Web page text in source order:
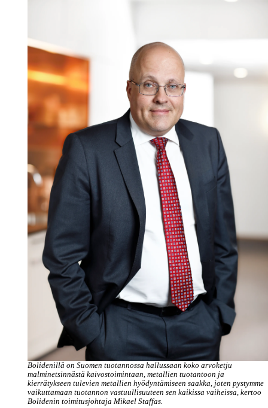
Bolidenillä on Suomen tuotannossa hallussaan koko arvoketju
malminetsinnästä kaivostoimintaan, metallien tuotantoon ja
kierrätykseen tulevien metallien hyödyntämiseen saakka, joten pystymme
vaikuttamaan tuotannon vastuullisuuteen sen kaikissa vaiheissa, kertoo
Bolidenin toimitusjohtaja Mikael Staffas.